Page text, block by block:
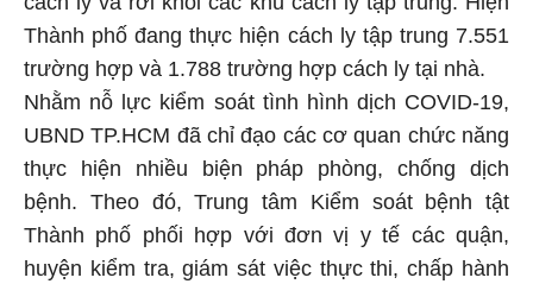
Thành phố đang thực hiện cách ly tập trung 7.551
trường hợp và 1.788 trường hợp cách ly tại nhà.
Nhằm nỗ lực kiểm soát tình hình dịch COVID-19,
UBND TP.HCM đã chỉ đạo các cơ quan chức năng
thực hiện nhiều biện pháp phòng, chống dịch
bệnh. Theo đó, Trung tâm Kiểm soát bệnh tật
Thành phố phối hợp với đơn vị y tế các quận,
huyện kiểm tra, giám sát việc thực thi, chấp hành